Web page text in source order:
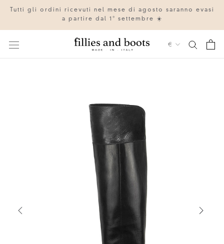
contenuto
Tutti gli ordini ricevuti nel mese di agosto saranno evasi
a partire dal 1° settembre ☀️
Valuta
€